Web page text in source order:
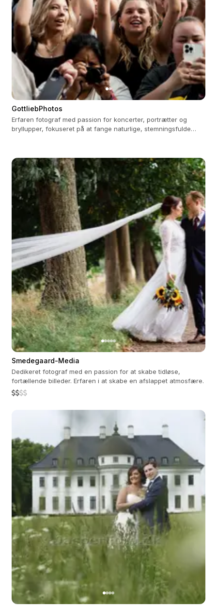
GottliebPhotos
Erfaren fotograf med passion for koncerter, portrætter og
bryllupper, fokuseret på at fange naturlige, stemningsfulde
Smedegaard-Media
Dedikeret fotograf med en passion for at skabe tidløse,
fortællende billeder. Erfaren i at skabe en afslappet atmosfære.